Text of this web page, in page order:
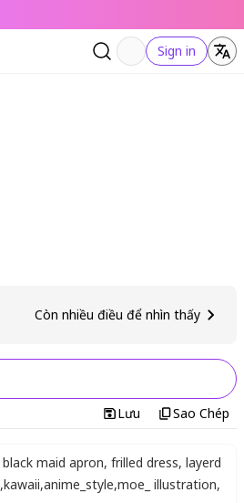
Sign in
Còn nhiều điều để nhìn thấy
Lưu Sao Chép
black maid apron, frilled dress, layerd
,kawaii,anime_style,moe_ illustration,